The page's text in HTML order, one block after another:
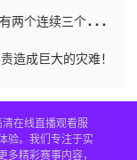
两个连续三个连续
造成巨大的灾难！
在线直播观看服
验。我们专注于实
精彩赛事内容，